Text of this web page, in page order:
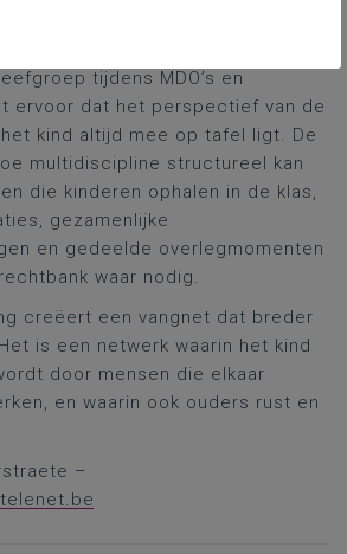
tijdens MDO’s en
ervoor dat het perspectief van de
kind altijd mee op tafel ligt. De
multidiscipline structureel kan
die kinderen ophalen in de klas,
gezamenlijke
en gedeelde overlegmomenten
waar nodig.
creëert een vangnet dat breder
is een netwerk waarin het kind
door mensen die elkaar
en waarin ook ouders rust en
–